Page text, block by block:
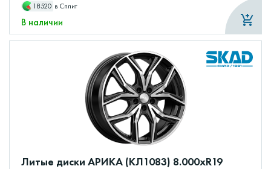
18520 в Сплит
В наличии
Литые диски АРИКА (КЛ1083) 8.000xR19